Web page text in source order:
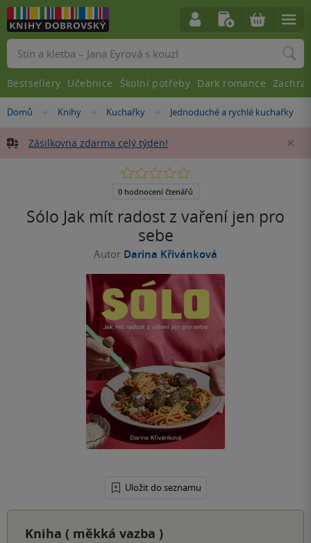
Nacházíte
zde:
Domů »
Knihy »
Kuchařky »Jednoduché a rychlé kuchařky
Zásilkovna zdarma celý týden!
Sólo Jak mít radost z vaření jen pro
sebe
Autor Darina Křivánková
Uložit do seznamu
0.0
5
0 hodnocení čtenářů
Kniha ( měkká vazba )
Vyhledávání
Bestsellery Učebnice Školní potřeby Dark romance